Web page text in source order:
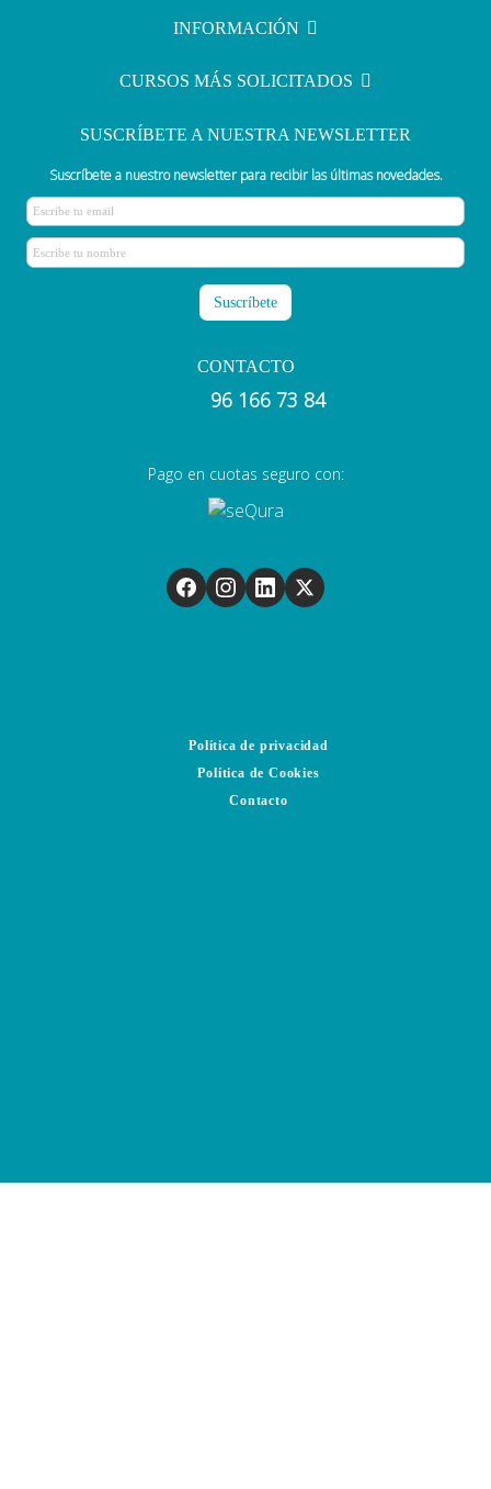
de serviciosINFORMACIÓN
CURSOS MÁS SOLICITADOS
SUSCRÍBETE A NUESTRA NEWSLETTER
Suscríbete a nuestro newsletter para recibir las últimas novedades.
CONTACTO
96 166 73 84
Pago en cuotas seguro con:
Política de privacidad
Política de Cookies
Contacto